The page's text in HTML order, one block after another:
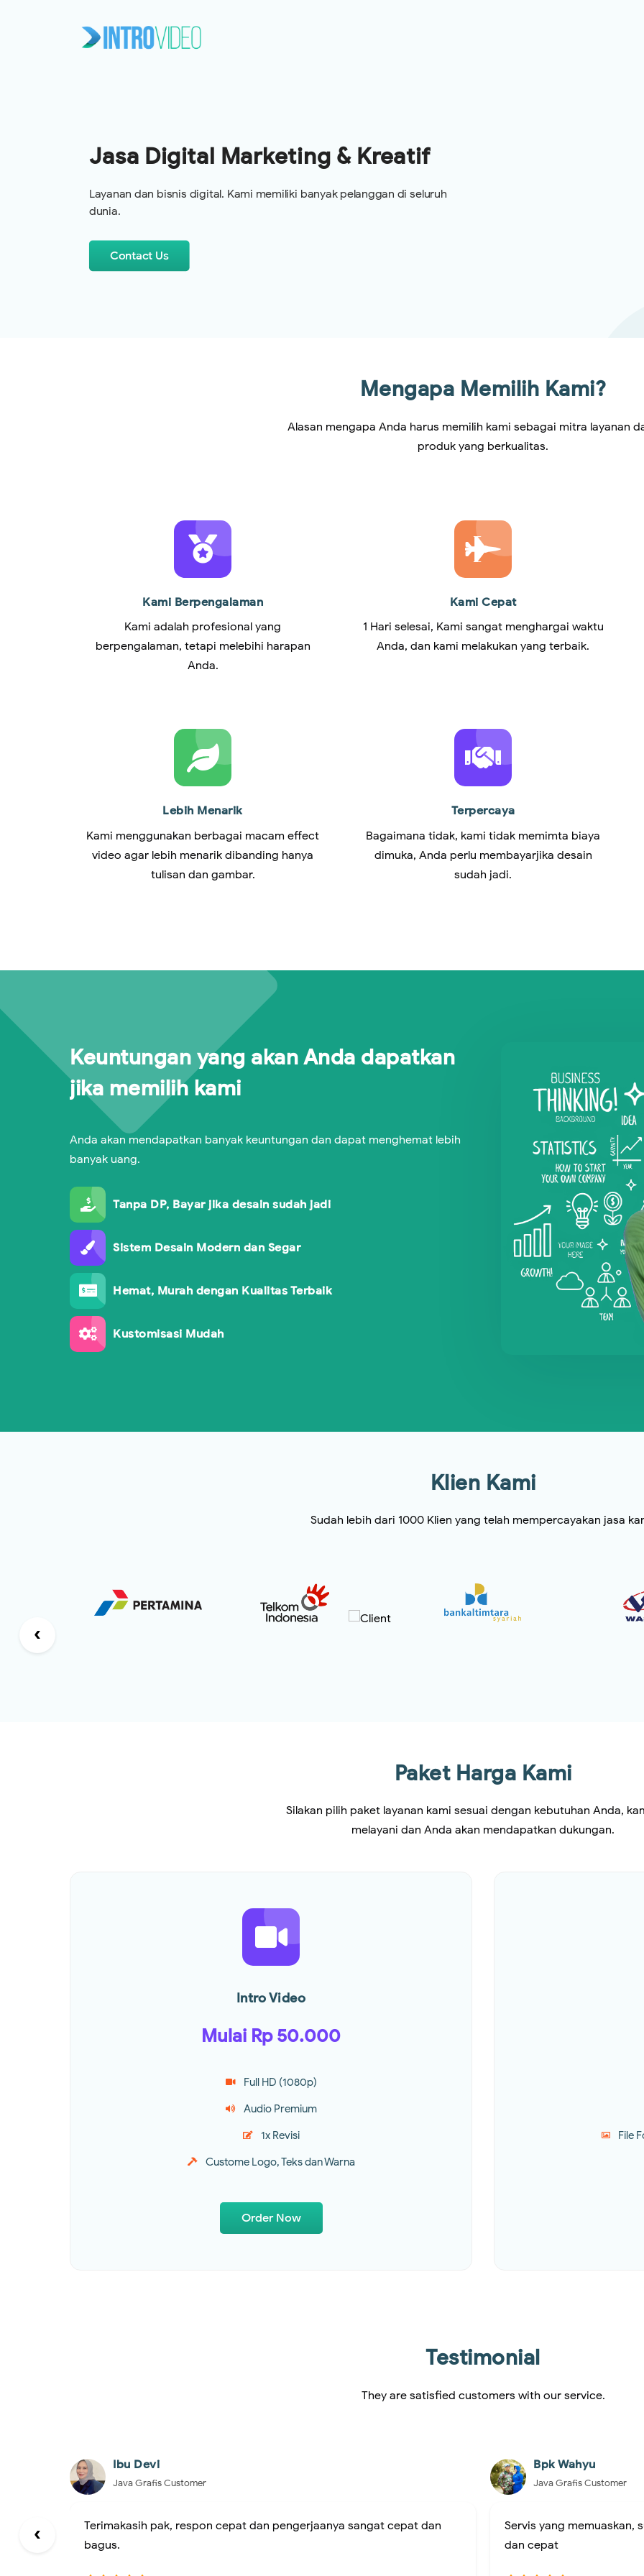
Jasa Digital Marketing & Kreatif
Layanan dan bisnis digital. Kami memiliki banyak pelanggan di seluruh
dunia.
Contact Us
Mengapa Memilih Kami?
Alasan mengapa Anda harus memilih kami sebagai mitra layanan
produk yang berkualitas.
Kami Berpengalaman
Kami adalah profesional yang
berpengalaman, tetapi melebihi harapan
Anda.
Kami Cepat
1 Hari selesai, Kami sangat menghargai waktu
Anda, dan kami melakukan yang terbaik.
Lebih Menarik
Kami menggunakan berbagai macam effect
video agar lebih menarik dibanding hanya
tulisan dan gambar.
Terpercaya
Bagaimana tidak, kami tidak memimta biaya
dimuka, Anda perlu membayarjika desain
sudah jadi.
Keuntungan yang akan Anda dapatkan
jika memilih kami
Anda akan mendapatkan banyak keuntungan dan dapat menghemat lebih
banyak uang.
Tanpa DP, Bayar jika desain sudah jadi
Sistem Desain Modern dan Segar
Hemat, Murah dengan Kualitas Terbaik
Kustomisasi Mudah
Klien Kami
Sudah lebih dari 1000 Klien yang telah mempercayakan jasa
‹
Paket Harga Kami
Silakan pilih paket layanan kami sesuai dengan kebutuhan Anda,
melayani dan Anda akan mendapatkan dukungan.
Intro Video
Mulai Rp 50.000
Full HD (1080p)
Audio Premium
1x Revisi
Custome Logo, Teks dan Warna
Order Now
File
Testimonial
They are satisfied customers with our service.
Bpk Wahyu
Java Grafis Customer
Servis yang memuaskan, sudah kesekian kali order di java grafis murah
dan cepat
Bpk Hafish
Java Grafis Customer
cuma disini bikin logo
‹